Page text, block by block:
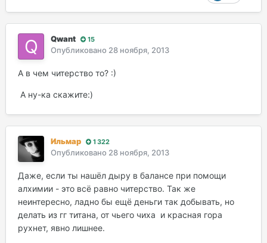
Qwant 15
Опубликовано 28 ноября, 2013
А в чем читерство то? :)
А ну-ка скажите:)
Ильмар 1 322
Опубликовано 28 ноября, 2013
Даже, если ты нашёл дыру в балансе при помощи
алхимии - это всё равно читерство. Так же
неинтересно, ладно бы ещё деньги так добывать, но
делать из гг титана, от чьего чиха и красная гора
рухнет, явно лишнее.